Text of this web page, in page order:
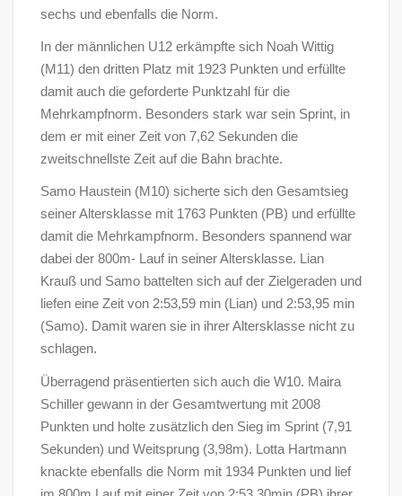
sechs und ebenfalls die Norm.
In der männlichen U12 erkämpfte sich Noah Wittig
(M11) den dritten Platz mit 1923 Punkten und erfüllte
damit auch die geforderte Punktzahl für die
Mehrkampfnorm. Besonders stark war sein Sprint, in
dem er mit einer Zeit von 7,62 Sekunden die
zweitschnellste Zeit auf die Bahn brachte.
Samo Haustein (M10) sicherte sich den Gesamtsieg
seiner Altersklasse mit 1763 Punkten (PB) und erfüllte
damit die Mehrkampfnorm. Besonders spannend war
dabei der 800m- Lauf in seiner Altersklasse. Lian
Krauß und Samo battelten sich auf der Zielgeraden und
liefen eine Zeit von 2:53,59 min (Lian) und 2:53,95 min
(Samo). Damit waren sie in ihrer Altersklasse nicht zu
schlagen.
Überragend präsentierten sich auch die W10. Maira
Schiller gewann in der Gesamtwertung mit 2008
Punkten und holte zusätzlich den Sieg im Sprint (7,91
Sekunden) und Weitsprung (3,98m). Lotta Hartmann
knackte ebenfalls die Norm mit 1934 Punkten und lief